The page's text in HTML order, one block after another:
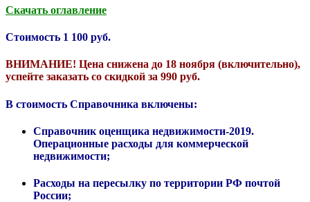
Скачать оглавление
Стоимость 1 100 руб.
ВНИМАНИЕ! Цена снижена до 18 ноября (включительно),
успейте заказать со скидкой за 990 руб.
В стоимость Справочника включены:
Справочник оценщика недвижимости-2019.
Операционные расходы для коммерческой
недвижимости;
Расходы на пересылку по территории РФ почтой
России;